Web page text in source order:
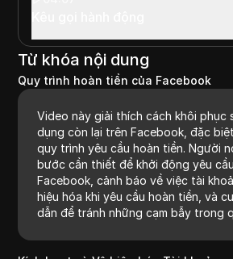
Từ khóa nội dung
Quy trình hoàn tiền của Facebook
Video này giải thích cách khôi phục
dụng còn lại trên Facebook, đặc
quy trình yêu cầu hoàn tiền. Người
bước cần thiết để khởi động yêu
Facebook, cảnh báo về việc tài
hiệu hóa khi yêu cầu hoàn tiền, và
dẫn để tránh những cạm bẫy trong